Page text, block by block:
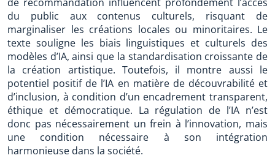
du public aux contenus culturels, risquant de
marginaliser les créations locales ou minoritaires. Le
texte souligne les biais linguistiques et culturels des
modèles d’IA, ainsi que la standardisation croissante de
la création artistique. Toutefois, il montre aussi le
potentiel positif de l’IA en matière de découvrabilité et
d’inclusion, à condition d’un encadrement transparent,
éthique et démocratique. La régulation de l’IA n’est
donc pas nécessairement un frein à l’innovation, mais
une condition nécessaire à son intégration
harmonieuse dans la société.